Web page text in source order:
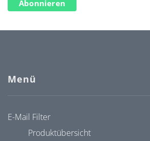
Abonnieren
Menü
E-Mail Filter
Produktübersicht